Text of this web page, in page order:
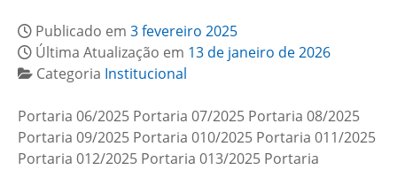
Publicado em 3 fevereiro 2025
Última Atualização em 13 de janeiro de 2026
Categoria Institucional
Portaria 06/2025 Portaria 07/2025 Portaria 08/2025
Portaria 09/2025 Portaria 010/2025 Portaria 011/2025
Portaria 012/2025 Portaria 013/2025 Portaria